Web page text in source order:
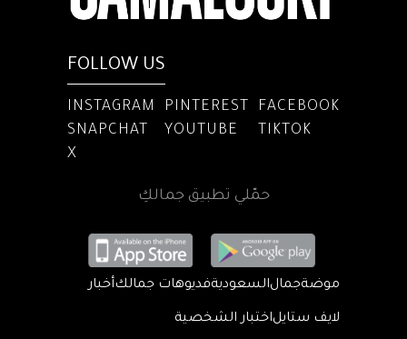
FOLLOW US
INSTAGRAM PINTEREST
FACEBOOK
SNAPCHAT
YOUTUBE
TIKTOK
X
حمّلي تطبيق جمالكِ
موضةجمالالسعوديةفديوهات جمالكأخبار
لايف ستايلاختبار الشخصية